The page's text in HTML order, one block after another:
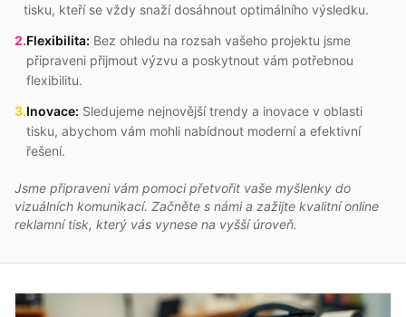
tisku, kteří se vždy snaží dosáhnout optimálního výsledku.
2.Flexibilita: Bez ohledu na rozsah vašeho projektu jsme
připraveni přijmout výzvu a poskytnout vám potřebnou
flexibilitu.
3.Inovace: Sledujeme nejnovější trendy a inovace v oblasti
tisku, abychom vám mohli nabídnout moderní a efektivní
řešení.
Jsme připraveni vám pomoci přetvořit vaše myšlenky do
vizuálních komunikací. Začněte s námi a zažijte kvalitní online
reklamní tisk, který vás vynese na vyšší úroveň.